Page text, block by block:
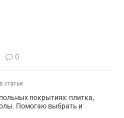
0
статьи
покрытиях: плитка,
Помогаю выбрать и